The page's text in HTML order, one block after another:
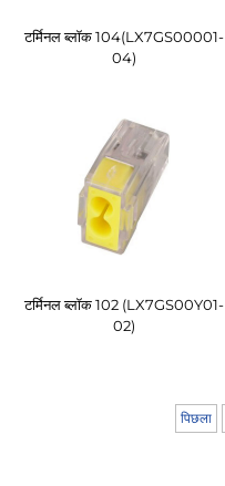
टर्मिनल ब्लॉक 104(LX7GS00001-
04)
टर्मिनल ब्लॉक 102 (LX7GS00Y01-
02)
पिछला